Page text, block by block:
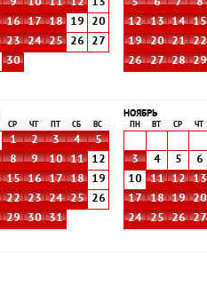
9 10 11 12
13
16 17 18 19
20
23 24 25 26
27
30
5
6 7 8
12
13 14 15
19
20 21 22
26
27 28 29
СР ЧТ СБ ВС
1 2 3 4
5
8 9 10 11
12
15 16 17 18
19
22 23 24 25
26
29 30 31
НОЯБРЬ
ПН ВТ СР ЧТ
3
4 5 6
10
11 12 13
17
18 19 20
24
25 26 27